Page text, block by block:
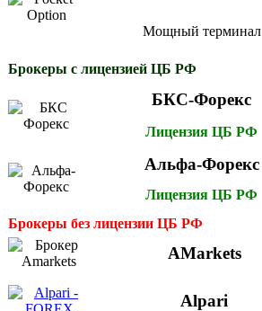
Мощный терминал
Брокеры с лицензией ЦБ РФ
БКС-Форекс
Лицензия ЦБ РФ
Альфа-Форекс
Лицензия ЦБ РФ
Брокеры без лицензии ЦБ РФ
AMarkets
Alpari